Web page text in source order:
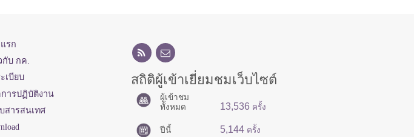
รก
กับ กค.
เบียบ
ารปฏิบัติงาน
สารสนเทศ
สถิติผู้เข้าเยี่ยมชมเว็บไซต์
ผู้เข้าชม
ทั้งหมด
13,536 ครั้ง
ปีนี้ 5,144 ครั้ง